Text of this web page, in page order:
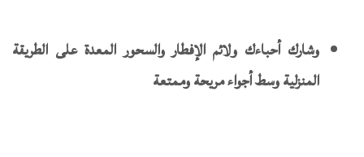
وشارك أحباءك ولائم الإفطار والسحور المعدة على الطريقة
المنزلية وسط أجواء مريحة وممتعة